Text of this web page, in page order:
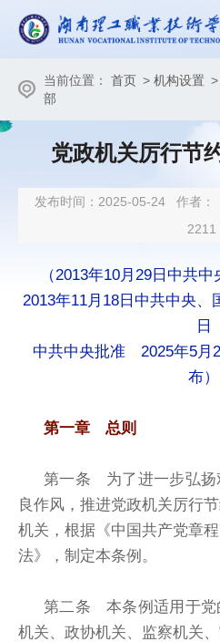
当前位置： 首页 > 机构设置 >
部
党政机关厉行节
发布时间：2025-05-24 作者：
2211
（2013年10月29日中共
2013年11月18日中共中央
日
中共中央批准 2025年5月
布）
第一章 总则
第一条 为了进一步弘扬
良作风，推进党政机关厉行
机关，根据《中国共产党章
法》，制定本条例。
第二条 本条例适用于党
机关、政协机关、监察机关